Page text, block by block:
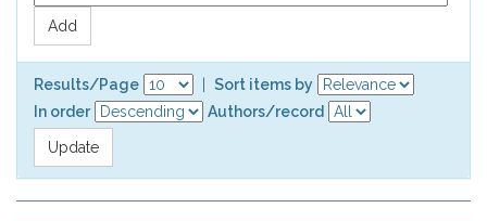
Results/Page
Sort items by
In order
Authors/record